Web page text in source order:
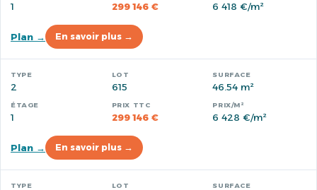
1 299 146 € 6 418 €/m²
Plan → En savoir plus →
2 615 46.54 m²
1 299 146 € 6 428 €/m²
Plan → En savoir plus →